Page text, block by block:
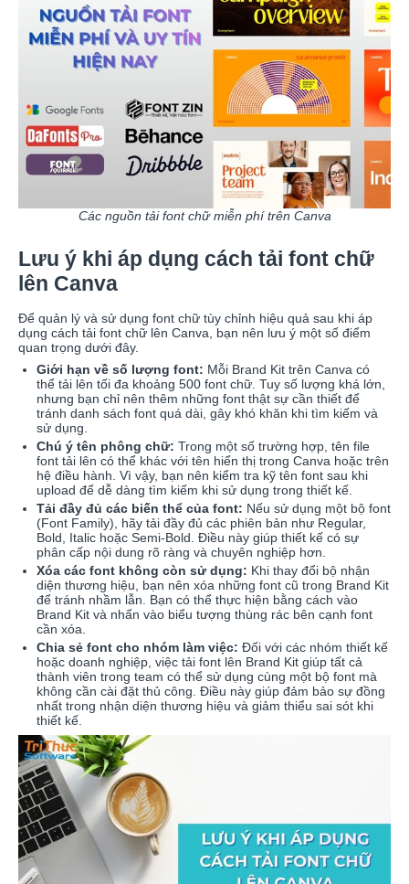
Các nguồn tải font chữ miễn phí trên Canva
Lưu ý khi áp dụng cách tải font chữ
lên Canva
Để quản lý và sử dụng font chữ tùy chỉnh hiệu quả sau khi áp
dụng cách tải font chữ lên Canva, bạn nên lưu ý một số điểm
quan trọng dưới đây.
Giới hạn về số lượng font: Mỗi Brand Kit trên Canva có
thể tải lên tối đa khoảng 500 font chữ. Tuy số lượng khá lớn,
nhưng bạn chỉ nên thêm những font thật sự cần thiết để
tránh danh sách font quá dài, gây khó khăn khi tìm kiếm và
sử dụng.
Chú ý tên phông chữ: Trong một số trường hợp, tên file
font tải lên có thể khác với tên hiển thị trong Canva hoặc trên
hệ điều hành. Vì vậy, bạn nên kiểm tra kỹ tên font sau khi
upload để dễ dàng tìm kiếm khi sử dụng trong thiết kế.
Tải đầy đủ các biến thể của font: Nếu sử dụng một bộ font
(Font Family), hãy tải đầy đủ các phiên bản như Regular,
Bold, Italic hoặc Semi-Bold. Điều này giúp thiết kế có sự
phân cấp nội dung rõ ràng và chuyên nghiệp hơn.
Xóa các font không còn sử dụng: Khi thay đổi bộ nhận
diện thương hiệu, bạn nên xóa những font cũ trong Brand Kit
để tránh nhầm lẫn. Bạn có thể thực hiện bằng cách vào
Brand Kit và nhấn vào biểu tượng thùng rác bên cạnh font
cần xóa.
Chia sẻ font cho nhóm làm việc: Đối với các nhóm thiết kế
hoặc doanh nghiệp, việc tải font lên Brand Kit giúp tất cả
thành viên trong team có thể sử dụng cùng một bộ font mà
không cần cài đặt thủ công. Điều này giúp đảm bảo sự đồng
nhất trong nhận diện thương hiệu và giảm thiểu sai sót khi
thiết kế.